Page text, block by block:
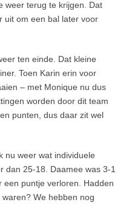
weer terug te krijgen. Dat
uit om een bal later voor
ten einde. Dat kleine
Toen Karin erin voor
– met Monique nu dus
worden door dit team
punten, dus daar zit wel
nu weer wat individuele
dan 25-18. Daamee was 3-1
een puntje verloren. Hadden
We hebben nog